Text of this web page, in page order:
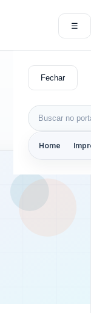
☰
Fechar
Buscar por:
Home